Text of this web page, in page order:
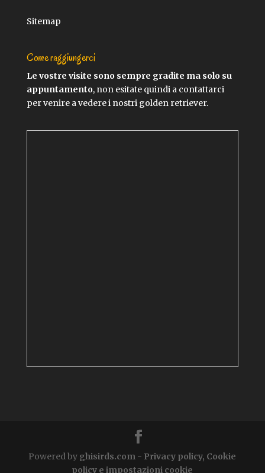
Sitemap
Come raggiungerci
Le vostre visite sono sempre gradite ma solo su
appuntamento, non esitate quindi a contattarci
per venire a vedere i nostri golden retriever.
Powered by ghisirds.com - Privacy policy, Cookie
policy e impostazioni cookie